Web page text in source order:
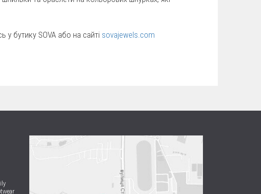
бутику SOVA або на сайті sovajewels.com